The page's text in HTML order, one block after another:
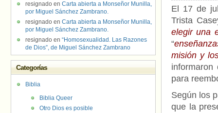
El 17 de
Trista
elegir una
“
misión y
para
Según los
que la
resignado en Carta abierta a Monseñor Munilla,
por Miguel Sánchez Zambrano.
resignado en Carta abierta a Monseñor Munilla,
por Miguel Sánchez Zambrano.
resignado en “Homosexualidad. Las Razones
de Dios”, de Miguel Sánchez Zambrano
Categorías
Biblia
Biblia Queer
Otro Dios es posible